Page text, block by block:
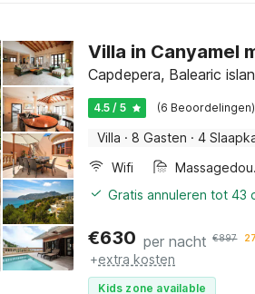
Villa in Canyamel
Capdepera, Balearic
4.5 / 5 (6 Beoordelingen)
Villa · 8 Gasten · 4
Wifi
Gratis annuleren tot 43
€630 per nacht €897
+extra kosten
Kids zone available